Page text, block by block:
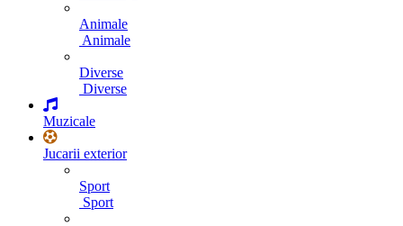
Animale
Animale
Diverse
Diverse
Muzicale
Jucarii exterior
Sport
Sport